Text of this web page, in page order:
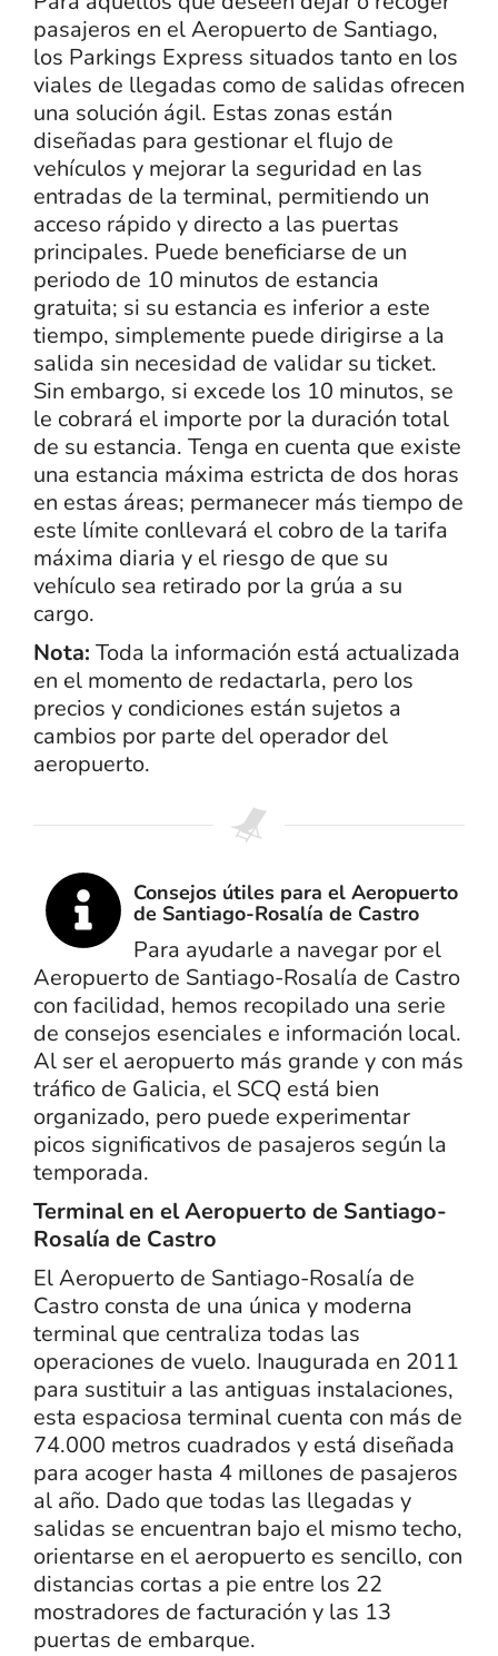
pasajeros en el Aeropuerto de Santiago,
los Parkings Express situados tanto en los
viales de llegadas como de salidas ofrecen
una solución ágil. Estas zonas están
diseñadas para gestionar el flujo de
vehículos y mejorar la seguridad en las
entradas de la terminal, permitiendo un
acceso rápido y directo a las puertas
principales. Puede beneficiarse de un
periodo de 10 minutos de estancia
gratuita; si su estancia es inferior a este
tiempo, simplemente puede dirigirse a la
salida sin necesidad de validar su ticket.
Sin embargo, si excede los 10 minutos, se
le cobrará el importe por la duración total
de su estancia. Tenga en cuenta que existe
una estancia máxima estricta de dos horas
en estas áreas; permanecer más tiempo de
este límite conllevará el cobro de la tarifa
máxima diaria y el riesgo de que su
vehículo sea retirado por la grúa a su
cargo.
Nota: Toda la información está actualizada
en el momento de redactarla, pero los
precios y condiciones están sujetos a
cambios por parte del operador del
aeropuerto.
Consejos útiles para el Aeropuerto
de Santiago-Rosalía de Castro
Para ayudarle a navegar por el
Aeropuerto de Santiago-Rosalía de Castro
con facilidad, hemos recopilado una serie
de consejos esenciales e información local.
Al ser el aeropuerto más grande y con más
tráfico de Galicia, el SCQ está bien
organizado, pero puede experimentar
picos significativos de pasajeros según la
temporada.
Terminal en el Aeropuerto de Santiago-
Rosalía de Castro
El Aeropuerto de Santiago-Rosalía de
Castro consta de una única y moderna
terminal que centraliza todas las
operaciones de vuelo. Inaugurada en 2011
para sustituir a las antiguas instalaciones,
esta espaciosa terminal cuenta con más de
74.000 metros cuadrados y está diseñada
para acoger hasta 4 millones de pasajeros
al año. Dado que todas las llegadas y
salidas se encuentran bajo el mismo techo,
orientarse en el aeropuerto es sencillo, con
distancias cortas a pie entre los 22
mostradores de facturación y las 13
puertas de embarque.